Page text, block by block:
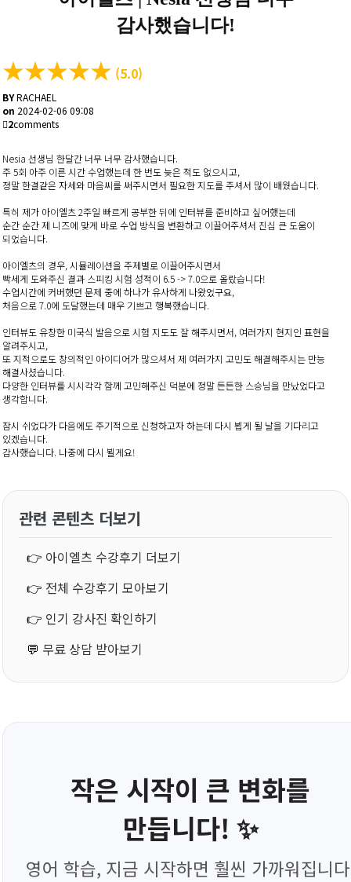
감사했습니다!
★★★★★ (5.0)
BYRACHAEL
on 2024-02-06 09:08
2comments
Nesia 선생님 한달간 너무 너무 감사했습니다.
주 5회 아주 이른 시간 수업했는데 한 번도 늦은 적도 없으시고,
정말 한결같은 자세와 마음씨를 써주시면서 필요한 지도를 주셔서 많이 배웠습니다.
특히 제가 아이엘츠 2주일 빠르게 공부한 뒤에 인터뷰를 준비하고 싶어했는데
순간 순간 제 니즈에 맞게 바로 수업 방식을 변환하고 이끌어주셔서 진심 큰 도움이
되었습니다.
아이엘츠의 경우, 시뮬레이션을 주제별로 이끌어주시면서
빡세게 도와주신 결과 스피킹 시험 성적이 6.5 -> 7.0으로 올랐습니다!
수업시간에 커버했던 문제 중에 하나가 유사하게 나왔었구요,
처음으로 7.0에 도달했는데 매우 기쁘고 행복했습니다.
인터뷰도 유창한 미국식 발음으로 시험 지도도 잘 해주시면서, 여러가지 현지인 표현을
알려주시고,
또 지적으로도 창의적인 아이디어가 많으셔서 제 여러가지 고민도 해결해주시는 만능
해결사셨습니다.
다양한 인터뷰를 시시각각 함께 고민해주신 덕분에 정말 든든한 스승님을 만났었다고
생각합니다.
잠시 쉬었다가 다음에도 주기적으로 신청하고자 하는데 다시 뵙게 될 날을 기다리고
있겠습니다.
감사했습니다. 나중에 다시 뵐게요!
관련 콘텐츠 더보기
👉 아이엘츠 수강후기 더보기
👉 전체 수강후기 모아보기
👉 인기 강사진 확인하기
💬 무료 상담 받아보기
작은 시작이 큰 변화를
만듭니다! ✨
영어 학습, 지금 시작하면 훨씬 가까워집니